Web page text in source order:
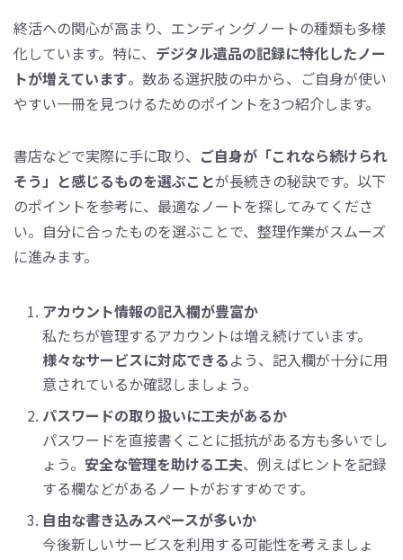
終活への関心が高まり、エンディングノートの種類も多様
化しています。特に、 デジタル遺品の記録に特化したノー
トが増えています。数ある選択肢の中から、ご自身が使い
やすい一冊を見つけるためのポイントを3つ紹介します。
書店などで実際に手に取り、 ご自身が「これなら続けられ
そう」と感じるものを選ぶことが長続きの秘訣です。以下
のポイントを参考に、最適なノートを探してみてくださ
い。自分に合ったものを選ぶことで、整理作業がスムーズ
に進みます。
アカウント情報の記入欄が豊富か
私たちが管理するアカウントは増え続けています。
様々なサービスに対応できるよう、記入欄が十分に用
意されているか確認しましょう。
パスワードの取り扱いに工夫があるか
パスワードを直接書くことに抵抗がある方も多いでし
ょう。 安全な管理を助ける工夫、例えばヒントを記録
する欄などがあるノートがおすすめです。
自由な書き込みスペースが多いか
今後新しいサービスを利用する可能性を考えましょ